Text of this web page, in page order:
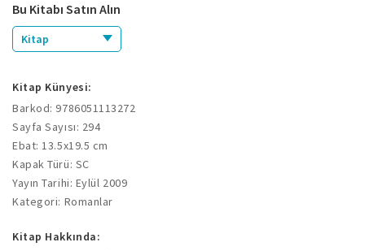
Bu Kitabı Satın Alın
Kitap
Kitap Künyesi:
Barkod: 9786051113272
Sayfa Sayısı: 294
Ebat: 13.5x19.5 cm
Kapak Türü: SC
Yayın Tarihi: Eylül 2009
Kategori: Romanlar
Kitap Hakkında: